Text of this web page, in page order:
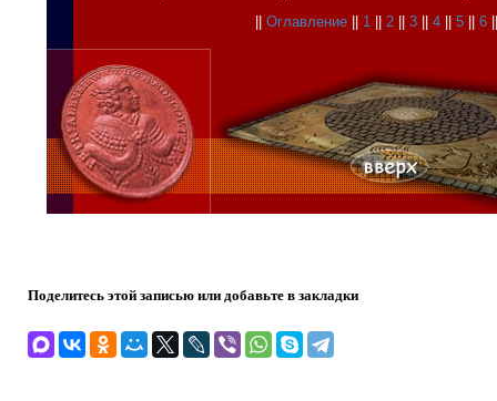
||Оглавление 1 2 ||3 ||4 ||5 ||6
Поделитесь этой записью или добавьте в закладки